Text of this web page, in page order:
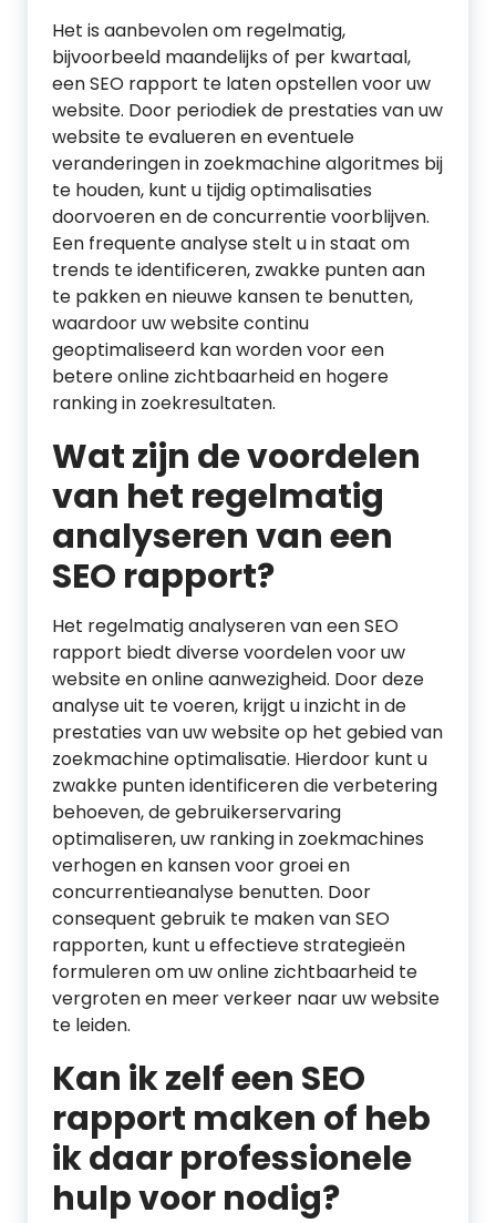
Het is aanbevolen om regelmatig,
bijvoorbeeld maandelijks of per kwartaal,
een SEO rapport te laten opstellen voor uw
website. Door periodiek de prestaties van uw
website te evalueren en eventuele
veranderingen in zoekmachine algoritmes bij
te houden, kunt u tijdig optimalisaties
doorvoeren en de concurrentie voorblijven.
Een frequente analyse stelt u in staat om
trends te identificeren, zwakke punten aan
te pakken en nieuwe kansen te benutten,
waardoor uw website continu
geoptimaliseerd kan worden voor een
betere online zichtbaarheid en hogere
ranking in zoekresultaten.
Wat zijn de voordelen
van het regelmatig
analyseren van een
SEO rapport?
Het regelmatig analyseren van een SEO
rapport biedt diverse voordelen voor uw
website en online aanwezigheid. Door deze
analyse uit te voeren, krijgt u inzicht in de
prestaties van uw website op het gebied van
zoekmachine optimalisatie. Hierdoor kunt u
zwakke punten identificeren die verbetering
behoeven, de gebruikerservaring
optimaliseren, uw ranking in zoekmachines
verhogen en kansen voor groei en
concurrentieanalyse benutten. Door
consequent gebruik te maken van SEO
rapporten, kunt u effectieve strategieën
formuleren om uw online zichtbaarheid te
vergroten en meer verkeer naar uw website
te leiden.
Kan ik zelf een SEO
rapport maken of heb
ik daar professionele
hulp voor nodig?